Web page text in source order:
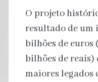
O projeto
resultado de um
bilhões de euros
bilhões de reais)
maiores legados